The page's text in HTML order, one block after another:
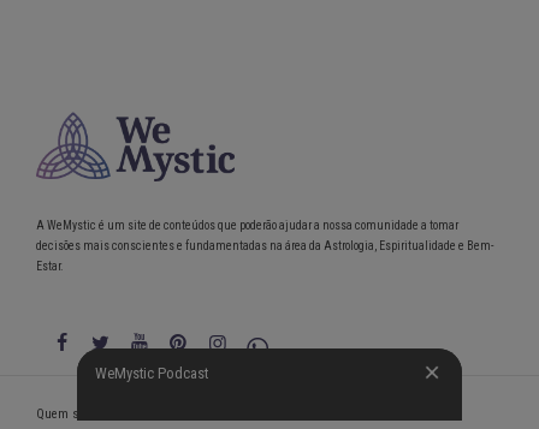
WeMystic Podcast
A WeMystic é um site de conteúdos que poderão ajudar a nossa comunidade a tomar
decisões mais conscientes e fundamentadas na área da Astrologia, Espiritualidade e Bem-
Estar.
WeMystic Podcast
Quem somos